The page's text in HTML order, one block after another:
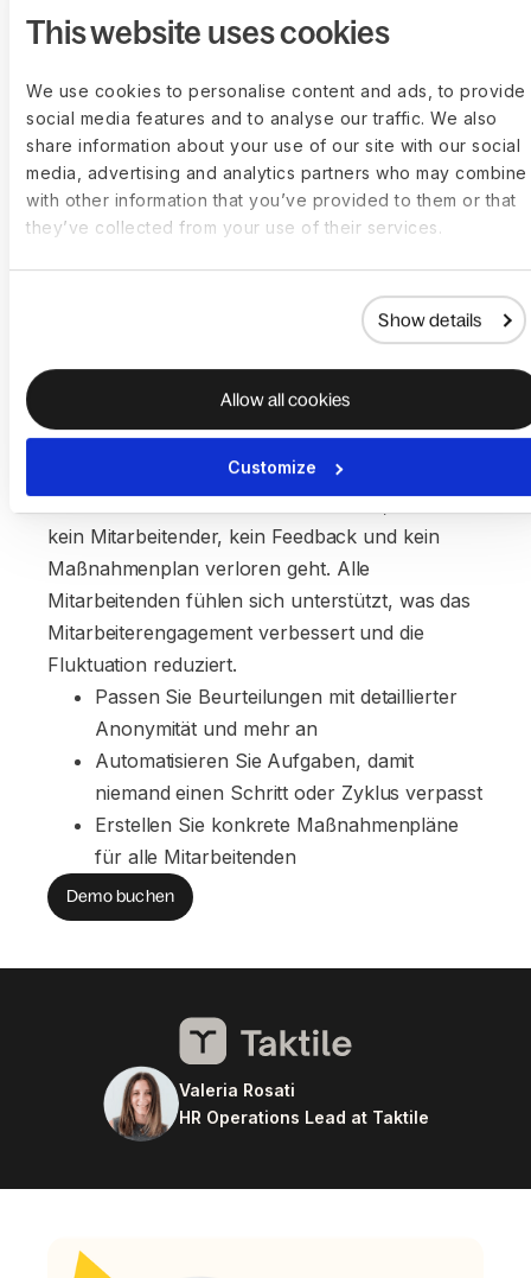
This website uses cookies
We use cookies to personalise content and ads, to provide
social media features and to analyse our traffic. We also
share information about your use of our site with our social
media, advertising and analytics partners who may combine
with other information that you’ve provided to them or that
they’ve collected from your use of their services.
Show details
Allow all cookies
Customize
Sparen Sie Zeit und
gewinnen Sie
gleichzeitig tiefere,
aussagekräftige
Erkenntnisse
Deel Performance vereinfacht den gesamten
Prozess an einem übersichtlichen Ort, sodass
kein Mitarbeitender, kein Feedback und kein
Maßnahmenplan verloren geht. Alle
Mitarbeitenden fühlen sich unterstützt, was das
Mitarbeiterengagement verbessert und die
Fluktuation reduziert.
Passen Sie Beurteilungen mit detaillierter
Anonymität und mehr an
Automatisieren Sie Aufgaben, damit
niemand einen Schritt oder Zyklus verpasst
Erstellen Sie konkrete Maßnahmenpläne
für alle Mitarbeitenden
Demo buchen
Valeria Rosati
HR Operations Lead at Taktile